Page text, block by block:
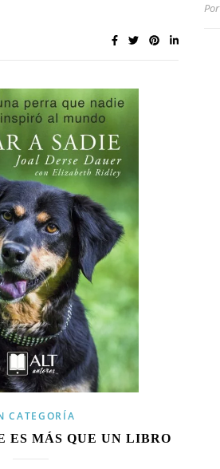
Por
CATEGORÍA
ES MÁS QUE UN LIBRO